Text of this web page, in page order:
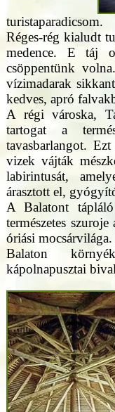
turistaparadicsom.
Réges-rég kialudt
medence. E táj
csöppentünk
vízimadarak
kedves, apró
A régi városka,
tartogat a
tavasbarlangot.
vizek vájták
labirintusát,
árasztott el,
A Balatont
természetes
óriási
Balaton
kápolnapusztai